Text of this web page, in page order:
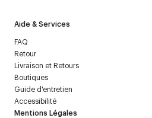
Aide & Services
FAQ
Retour
Livraison et Retours
Boutiques
Guide d'entretien
Accessibilité
Mentions Légales